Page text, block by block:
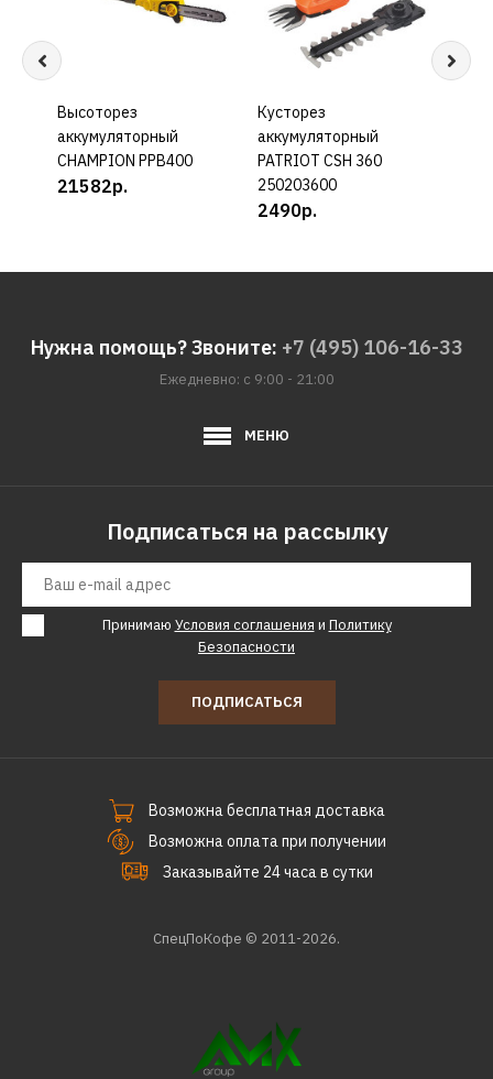
КУПИТЬ
Высоторез
аккумуляторный
CHAMPION PPB400
21582р.
КУПИТЬ
Кусторез
аккумуляторный
PATRIOT CSH 360
250203600
2490р.
Нужна помощь? Звоните: +7 (495) 106-16-33
Ежедневно: с 9:00 - 21:00
МЕНЮ
Подписаться на рассылку
Принимаю Условия соглашения и Политику
Безопасности
ПОДПИСАТЬСЯ
Возможна бесплатная доставка
Возможна оплата при получении
Заказывайте 24 часа в сутки
СпецПоКофе © 2011-2026.